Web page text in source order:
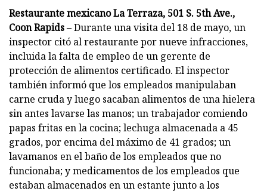
Restaurante mexicano La Terraza, 501 S. 5th Ave.,
Coon Rapids– Durante una visita del 18 de mayo, un
inspector citó al restaurante por nueve infracciones,
incluida la falta de empleo de un gerente de
protección de alimentos certificado. El inspector
también informó que los empleados manipulaban
carne cruda y luego sacaban alimentos de una hielera
sin antes lavarse las manos; un trabajador comiendo
papas fritas en la cocina; lechuga almacenada a 45
grados, por encima del máximo de 41 grados; un
lavamanos en el baño de los empleados que no
funcionaba; y medicamentos de los empleados que
estaban almacenados en un estante junto a los